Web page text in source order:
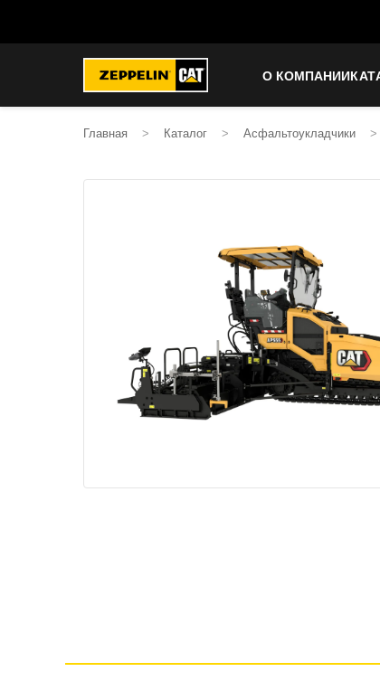
О КОМПАНИИ
Главная > Каталог > Асфальтоукладчики >